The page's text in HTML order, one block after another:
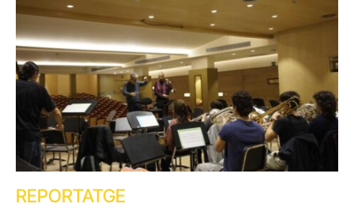
REPORTATGE